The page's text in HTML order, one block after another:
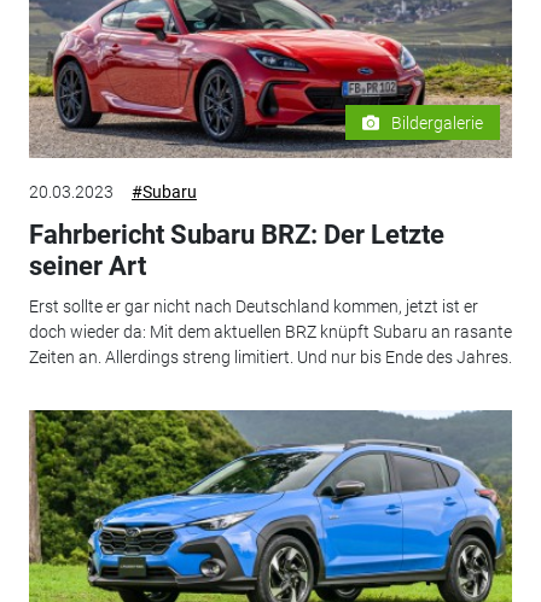
Bildergalerie
20.03.2023 #Subaru
Fahrbericht Subaru BRZ: Der Letzte
seiner Art
Erst sollte er gar nicht nach Deutschland kommen, jetzt ist er
doch wieder da: Mit dem aktuellen BRZ knüpft Subaru an rasante
Zeiten an. Allerdings streng limitiert. Und nur bis Ende des Jahres.